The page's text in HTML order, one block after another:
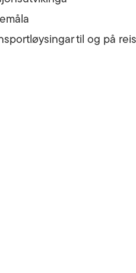
til og på